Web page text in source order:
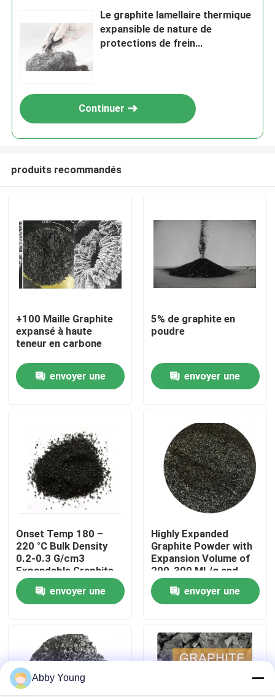
Maison
Produits
Visite d'usine
Contrôle de qualité
Contactez-nous
Nouvelles
Matière première de graphite
Graphite lamellaire naturel
Le graphite lamellaire thermique
expansible de nature de
protections de frein
Continuer
produits recommandés
+100 Maille Graphite
expansé à haute
teneur en carbone
envoyer une
5% de graphite en
poudre
envoyer une
Onset Temp 180 –
220 °C Bulk Density
0.2-0.3 G/cm3
Expandable Graphite
Powder for
Performance
envoyer une
Highly Expanded
Graphite Powder with
Expansion Volume of
200-300 ML/g and
Volatile Content ≤4%
envoyer une
Abby Young